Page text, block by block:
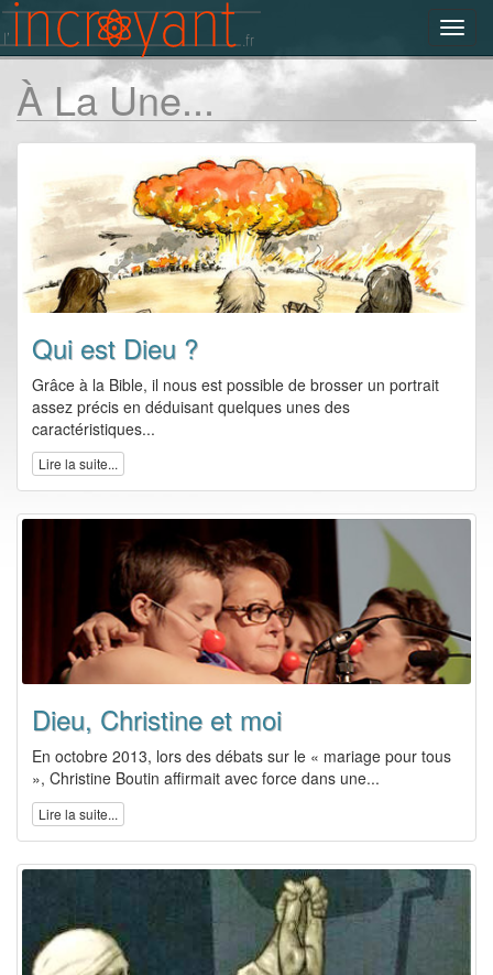
À La Une...
Qui est Dieu ?
Grâce à la Bible, il nous est possible de brosser un portrait
assez précis en déduisant quelques unes des
caractéristiques...
Lire la suite...
Dieu, Christine et moi
En octobre 2013, lors des débats sur le « mariage pour tous
», Christine Boutin affirmait avec force dans une...
Lire la suite...